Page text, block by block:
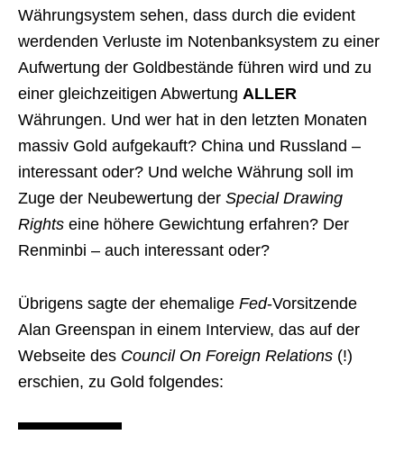
Währungsystem sehen, dass durch die evident
werdenden Verluste im Notenbanksystem zu einer
Aufwertung der Goldbestände führen wird und zu
einer gleichzeitigen Abwertung ALLER
Währungen. Und wer hat in den letzten Monaten
massiv Gold aufgekauft? China und Russland –
interessant oder? Und welche Währung soll im
Zuge der Neubewertung der Special Drawing
Rights eine höhere Gewichtung erfahren? Der
Renminbi – auch interessant oder?
Übrigens sagte der ehemalige Fed-Vorsitzende
Alan Greenspan in einem Interview, das auf der
Webseite des Council On Foreign Relations (!)
erschien, zu Gold folgendes: